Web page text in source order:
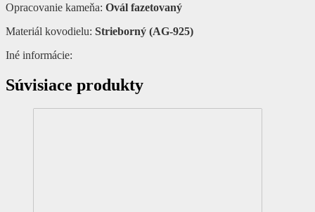
Opracovanie kameňa: Ovál fazetovaný
Materiál kovodielu: Strieborný (AG-925)
Iné informácie:
Súvisiace produkty